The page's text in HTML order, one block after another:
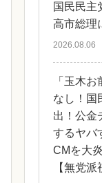
国民民
高市総理
2026.08.06
「玉木
なし！国
出！公金
するヤバ
CMを大
【無党派